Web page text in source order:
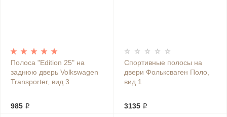
Полоса "Edition 25" на
заднюю дверь Volkswagen
Transporter, вид 3
985 ₽
Спортивные полосы на
двери Фольксваген Поло,
вид 1
3135 ₽